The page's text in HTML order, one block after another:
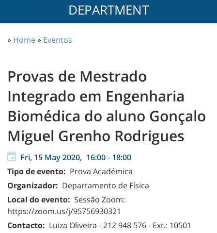
DEPARTMENT
» Home» Eventos
Provas de Mestrado
Integrado em Engenharia
Biomédica do aluno Gonçalo
Miguel Grenho Rodrigues
Fri, 15 May 2020, 16:00- 18:00
Tipo de evento: Prova Académica
Organizador: Departamento de Física
Local do evento: Sessão Zoom:
https://zoom.us/j/95756930321
Contacto: Luiza Oliveira - 212 948 576 - Ext.: 10501